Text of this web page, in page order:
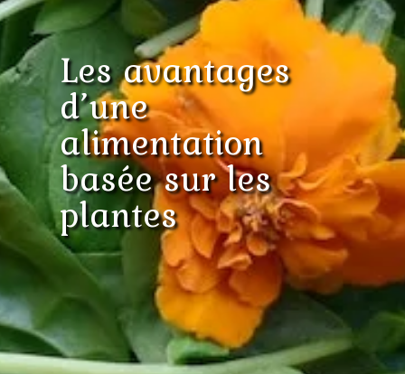
Les avantages
d’une
alimentation
basée sur les
plantes